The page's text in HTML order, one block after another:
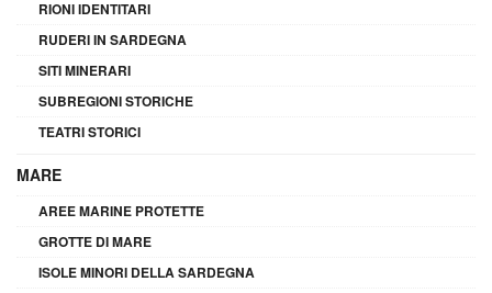
RIONI IDENTITARI
RUDERI IN SARDEGNA
SITI MINERARI
SUBREGIONI STORICHE
TEATRI STORICI
MARE
AREE MARINE PROTETTE
GROTTE DI MARE
ISOLE MINORI DELLA SARDEGNA